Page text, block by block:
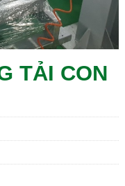
TẢI CON